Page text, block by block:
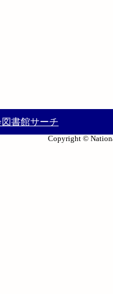
書館サーチ
Copyright ©